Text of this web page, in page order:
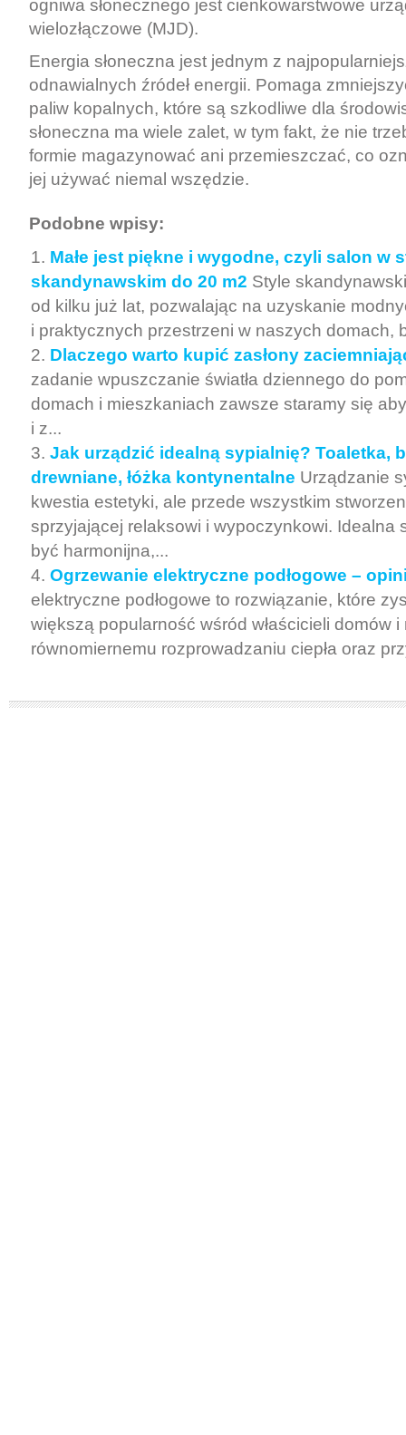
ogniwa słonecznego jest cienkowarstwowe
wielozłączowe (MJD).
Energia słoneczna jest jednym z
odnawialnych źródeł energii. Pomaga
paliw kopalnych, które są szkodliwe dla
słoneczna ma wiele zalet, w tym fakt, że nie
formie magazynować ani przemieszczać, co
jej używać niemal wszędzie.
Podobne wpisy:
Małe jest piękne i wygodne, czyli salon w
skandynawskim do 20 m2 Style
od kilku już lat, pozwalając na uzyskanie
i praktycznych przestrzeni w naszych domach,
Dlaczego warto kupić zasłony
zadanie wpuszczanie światła dziennego do
domach i mieszkaniach zawsze staramy się
i z...
Jak urządzić idealną sypialnię? Toaletka,
drewniane, łóżka kontynentalne Urządzanie
kwestia estetyki, ale przede wszystkim
sprzyjającej relaksowi i wypoczynkowi. Idealna
być harmonijna,...
Ogrzewanie elektryczne podłogowe –
elektryczne podłogowe to rozwiązanie, które
większą popularność wśród właścicieli domów
równomiernemu rozprowadzaniu ciepła oraz